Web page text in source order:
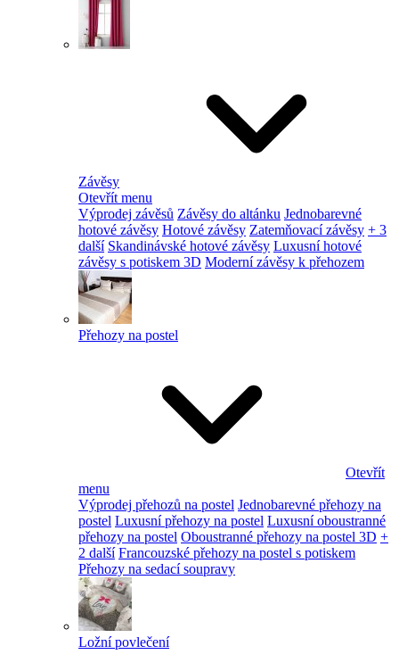
Závěsy
Otevřít menu
Výprodej závěsů Závěsy do altánku Jednobarevné
hotové závěsy Hotové závěsy Zatemňovací závěsy + 3
další Skandinávské hotové závěsy Luxusní hotové
závěsy s potiskem 3D Moderní závěsy k přehozem
Přehozy na postel
Otevřít
menu
Výprodej přehozů na postel Jednobarevné přehozy na
postel Luxusní přehozy na postel Luxusní oboustranné
přehozy na postel Oboustranné přehozy na postel 3D +
2 další Francouzské přehozy na postel s potiskem
Přehozy na sedací soupravy
Ložní povlečení